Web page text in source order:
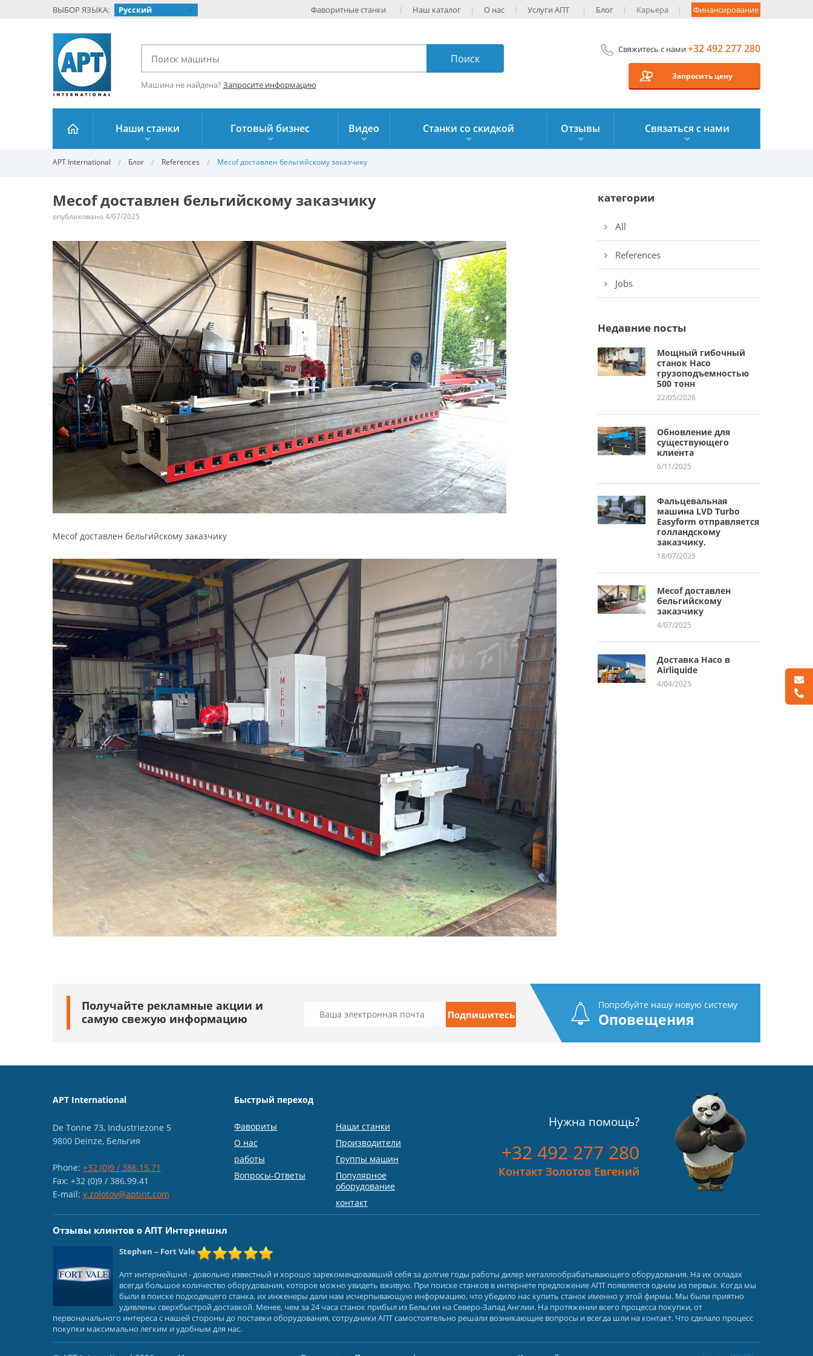
ВЫБОР ЯЗЫКА: Русский Фаворитные станки Наш каталог О нас Услуги AПT Блог Карьера Финансирование
Машина не найдена? Запросите информацию
Свяжитесь с нами+32 492 277 280
Запросить цену
Наши станки Готовый бизнес Видео Станки со скидкой Отзывы Связаться с нами
APT International Блог References Mecof доставлен бельгийскому заказчику
Mecof доставлен бельгийскому заказчику
опубликовано 4/07/2025
Mecof доставлен бельгийскому заказчику
категории
All
References
Jobs
Недавние посты
Мощный гибочный
станок Haco
грузоподъемностью
500 тонн
22/05/2026
Обновление для
существующего
клиента
6/11/2025
Фальцевальная
машина LVD Turbo
Easyform отправляется
голландскому
заказчику.
18/07/2025
Mecof доставлен
бельгийскому
заказчику
4/07/2025
Доставка Haco в
Airliquide
4/04/2025
Получайте рекламные акции и
самую свежую информацию
Попробуйте нашу новую систему
Оповещения
APT International
De Tonne 73, Industriezone 5
9800 Deinze, Бельгия
Phone: +32 (0)9 / 386.15.71
Fax: +32 (0)9 / 386.99.41
E-mail: y.zolotov@aptint.com
Быстрый переход
Фавориты
О нас
работы
Вопросы-Ответы
Наши станки
Производители
Группы машин
Популярное
оборудование
контакт
Нужна помощь?
+32 492 277 280
Контакт Золотов Евгений
Отзывы клинтов о АПТ Интернешнл
Stephen – Fort Vale
Апт интернейшнл - довольно известный и хорошо зарекомендовавший себя за долгие годы работы дилер металлообрабатывающего оборудования. На их складах
всегда большое количество оборудования, которое можно увидеть вживую. При поиске станков в интернете предложение АПТ появляется одним из первых. Когда мы
были в поиске подходящего станка, их инженеры дали нам исчерпывающую информацию, что убедило нас купить станок именно у этой фирмы. Мы были приятно
удивлены сверхбыстрой доставкой. Менее, чем за 24 часа станок прибыл из Бельгии на Северо-Запад Англии. На протяжении всего процесса покупки, от
первоначального интереса с нашей стороны до поставки оборудования, сотрудники АПТ самостоятельно решали возникающие вопросы и всегда шли на контакт. Что сделало процесс
покупки максимально легким и удобным для нас.